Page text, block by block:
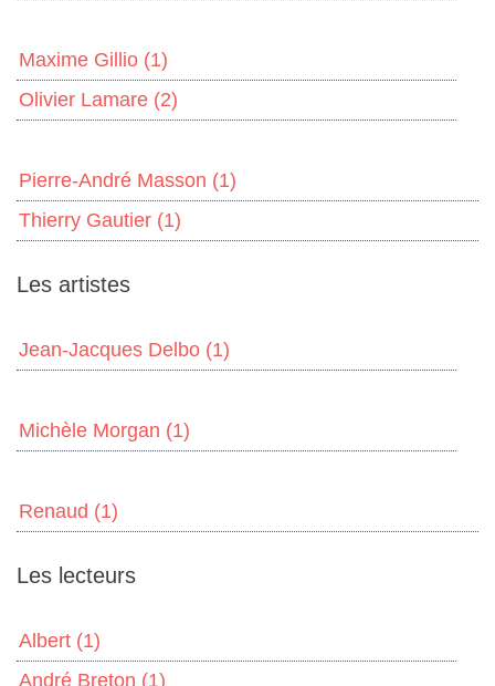
Maxime Gillio (1)
Olivier Lamare (2)
Pierre-André Masson (1)
Thierry Gautier (1)
Les artistes
Jean-Jacques Delbo (1)
Michèle Morgan (1)
Renaud (1)
Les lecteurs
Albert (1)
André Breton (1)